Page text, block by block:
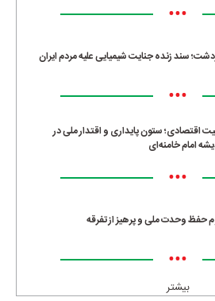
•••
سند زنده جنایت شیمیایی علیه مردم ایران
•••
اقتصادی؛ ستون پایداری و اقتدار ملی در
امام خامنه‌ای
•••
حفظ وحدت ملی و پرهیز از تفرقه
•••
بیشتر